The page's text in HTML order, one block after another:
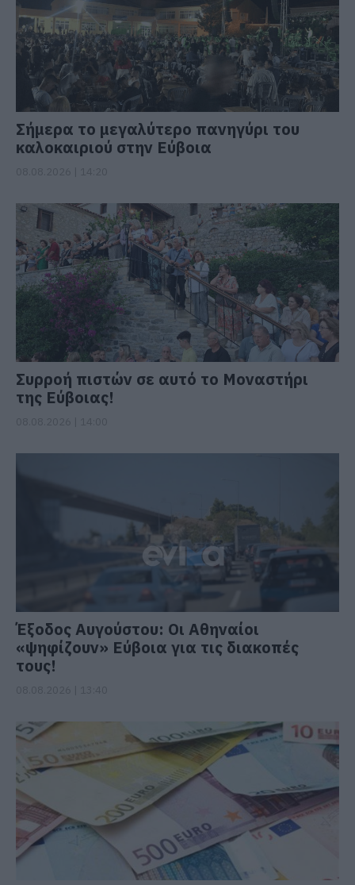
Σήμερα το μεγαλύτερο πανηγύρι του
καλοκαιριού στην Εύβοια
Συρροή πιστών σε αυτό το Μοναστήρι
της Εύβοιας!
Έξοδος Αυγούστου: Οι Αθηναίοι
«ψηφίζουν» Εύβοια για τις διακοπές
τους!